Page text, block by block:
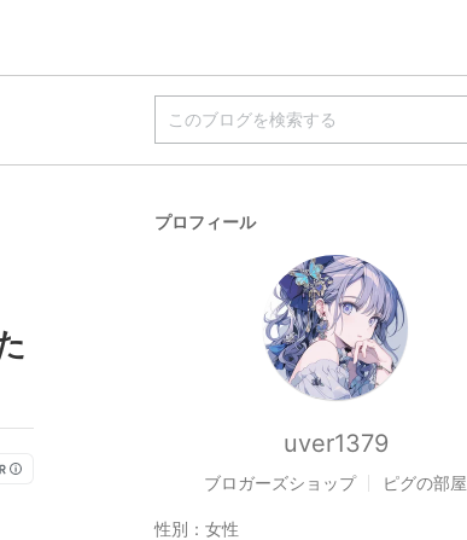
プロフィール
uver1379
ブロガーズショップ ピグの部屋
性別： 女性